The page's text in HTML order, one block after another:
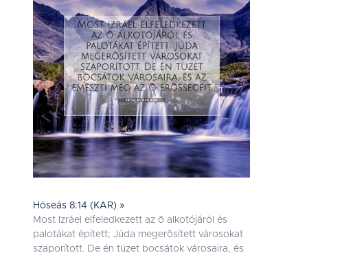
Hóseás 8:14 (KAR) »
Most Izráel elfeledkezett az õ alkotójáról és
palotákat épített; Júda megerõsített városokat
szaporított. De én tüzet bocsátok városaira, és